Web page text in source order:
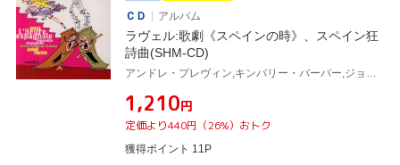
ＣＤ
アルバム
ラヴェル:歌劇《スペインの時》、スペイン狂
詩曲(SHM-CD)
アンドレ・プレヴィン,キンバリー・バーバー,ジョルジュ・ゴーティエ,カート・オールマン,ロンドン交響楽団,デイヴィッド・ウィルソン=ジョンソン,ジョン・マーク・エインズリー
¥1,210円
定価より440円（26%）おトク
獲得ポイント 11P